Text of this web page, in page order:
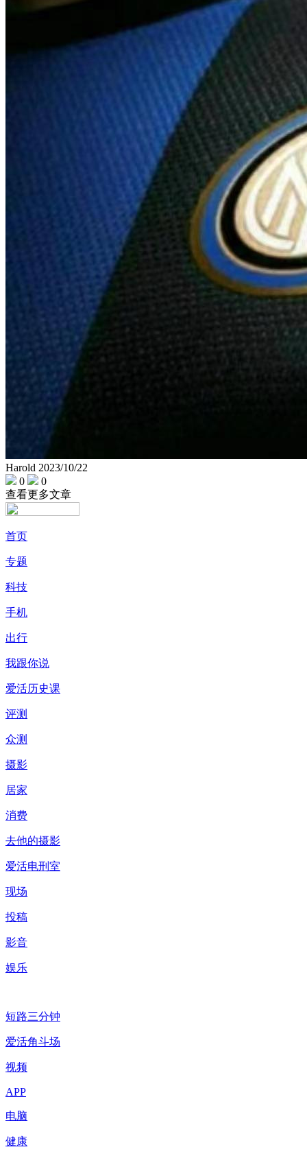
Harold 2023/10/22
0
0
查看更多文章
首页
专题
科技
手机
出行
我跟你说
爱活历史课
评测
众测
摄影
居家
消费
去他的摄影
爱活电刑室
现场
投稿
影音
娱乐
短路三分钟
爱活角斗场
视频
APP
电脑
健康